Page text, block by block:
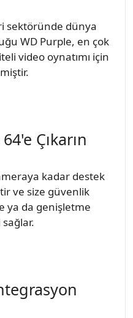
sektöründe dünya
WD Purple, en çok
video oynatımı için
Çıkarın
kadar destek
ve size güvenlik
ya da genişletme